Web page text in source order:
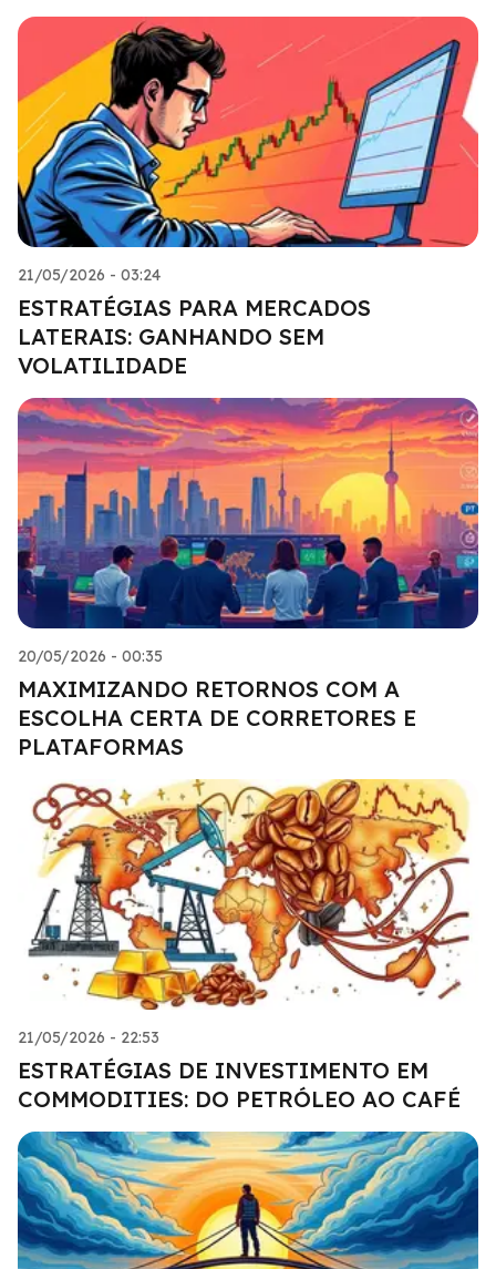
21/05/2026 - 03:24
ESTRATÉGIAS PARA MERCADOS
LATERAIS: GANHANDO SEM
VOLATILIDADE
20/05/2026 - 00:35
MAXIMIZANDO RETORNOS COM A
ESCOLHA CERTA DE CORRETORES E
PLATAFORMAS
21/05/2026 - 22:53
ESTRATÉGIAS DE INVESTIMENTO EM
COMMODITIES: DO PETRÓLEO AO CAFÉ